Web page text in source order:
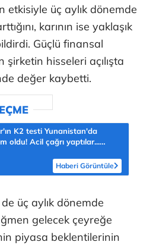
etkisiyle üç aylık dönemde
karının ise yaklaşık
Güçlü finansal
şirketin hisseleri açılışta
değer kaybetti.
K2 testi Yunanistan'da
oldu! Acil çağrı yaptılar...
Haberi Görüntüle
üç aylık dönemde
gelecek çeyreğe
piyasa beklentilerinin